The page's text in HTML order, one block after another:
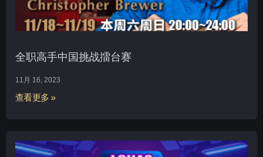
全职高手中国挑战擂台赛
11月 16, 2023
查看更多 »